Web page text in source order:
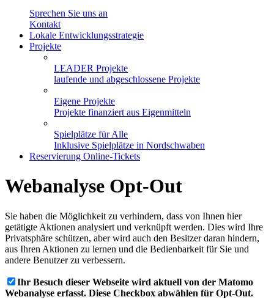
Sprechen Sie uns an
Kontakt
Lokale Entwicklungsstrategie
Projekte
LEADER Projekte
laufende und abgeschlossene Projekte
Eigene Projekte
Projekte finanziert aus Eigenmitteln
Spielplätze für Alle
Inklusive Spielplätze in Nordschwaben
Reservierung Online-Tickets
Webanalyse Opt-Out
Sie haben die Möglichkeit zu verhindern, dass von Ihnen hier
getätigte Aktionen analysiert und verknüpft werden. Dies wird Ihre
Privatsphäre schützen, aber wird auch den Besitzer daran hindern,
aus Ihren Aktionen zu lernen und die Bedienbarkeit für Sie und
andere Benutzer zu verbessern.
Ihr Besuch dieser Webseite wird aktuell von der Matomo
Webanalyse erfasst. Diese Checkbox abwählen für Opt-Out.